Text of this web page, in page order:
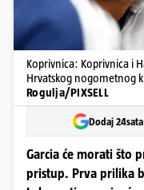
Koprivnica: Koprivnica i
Hrvatskog nogometnog
Rogulja/PIXSELL
Dodaj
Garcia će morati što
pristup. Prva prilika